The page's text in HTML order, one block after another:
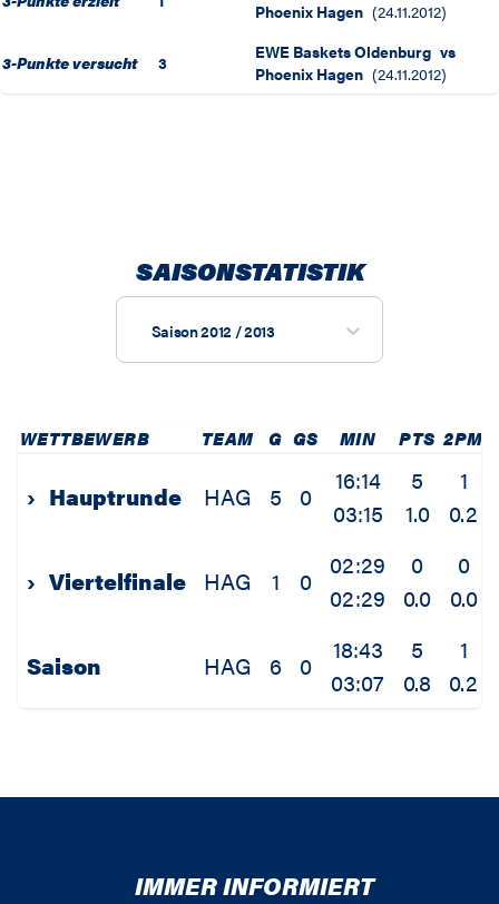
Phoenix Hagen (24.11.2012)
3-Punkte versucht 3 EWE Baskets Oldenburg vs
Phoenix Hagen (24.11.2012)
SAISONSTATISTIK
Saison 2012 / 2013
WETTBEWERB TEAM G GS MIN PTS 2PM
› Hauptrunde HAG 5 0
16:14
03:15
5
1.0
1
0.2
› Viertelfinale HAG 1 0
02:29
02:29
0
0.0
0
0.0
Saison HAG 6 0
18:43
03:07
5
0.8
1
0.2
IMMER INFORMIERT